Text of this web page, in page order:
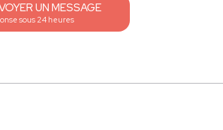
UN MESSAGE
sous 24 heures